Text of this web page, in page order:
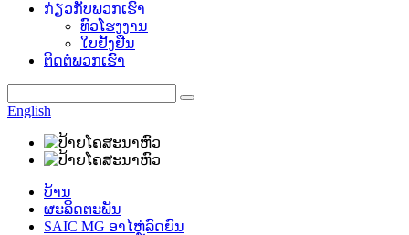
ກ່ຽວກັບພວກເຮົາ
ທົວໂຮງງານ
ໃບຢັ້ງຢືນ
ຕິດຕໍ່ພວກເຮົາ
English
ບ້ານ
ຜະລິດຕະພັນ
SAIC MG ອາໄຫຼ່ລົດຍົນ